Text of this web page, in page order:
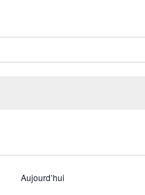
Aujourd’hui